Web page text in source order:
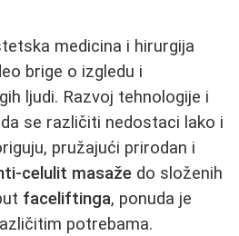
medicina i hirurgija
brige o izgledu i
ljudi. Razvoj tehnologije i
se različiti nedostaci lako i
pružajući prirodan i
celulit masaže do složenih
faceliftinga, ponuda je
potrebama.